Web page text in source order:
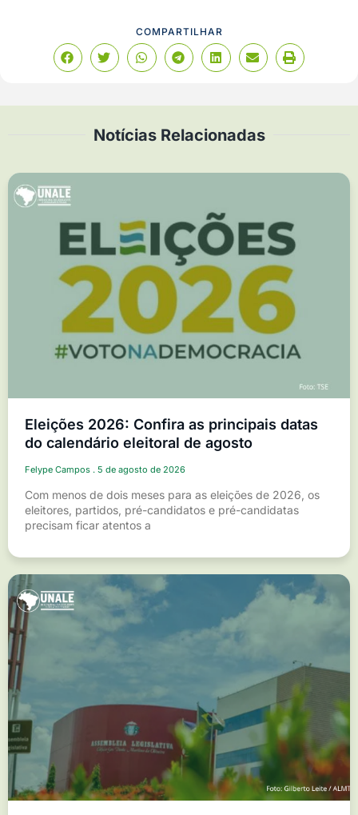
COMPARTILHAR
Notícias Relacionadas
Eleições 2026: Confira as principais datas
do calendário eleitoral de agosto
Felype Campos 5 de agosto de 2026
Com menos de dois meses para as eleições de 2026, os
eleitores, partidos, pré-candidatos e pré-candidatas
precisam ficar atentos a